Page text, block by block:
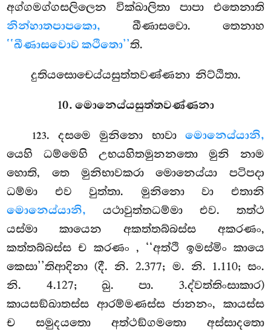
අග්ගමග්ගසලිලෙන වික්ඛාලිතා පාපා එතෙනාති
නින්හාතපාපකො, ඛීණාසවො. තෙනාහ
‘‘ඛීණාසවොව කථිතො’’ති.
දුතියසොචෙය්යසුත්තවණ්ණනා නිට්ඨිතා.
10. මොනෙය්යසුත්තවණ්ණනා
123. දසමෙ මුනිනො භාවා මොනෙය්යානි,
යෙහි ධම්මෙහි උභයහිතමුනනතො මුනි නාම
හොති, තෙ මුනිභාවකරා මොනෙය්යා පටිපදා
ධම්මා එව වුත්තා. මුනිනො වා එතානි
මොනෙය්යානි, යථාවුත්තධම්මා එව. තත්ථ
යස්මා කායෙන අකත්තබ්බස්ස අකරණං,
කත්තබ්බස්ස ච කරණං , ‘‘අත්ථි ඉමස්මිං කායෙ
කෙසා’’තිආදිනා (දී. නි. 2.377; ම. නි. 1.110; සං.
නි. 4.127; ඛු. පා. 3.ද්වත්තිංසාකාර)
කායසඞ්ඛාතස්ස ආරම්මණස්ස ජානනං, කායස්ස
ච සමුදයතො අත්ථඞ්ගමතො අස්සාදතො